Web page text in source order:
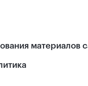
материалов